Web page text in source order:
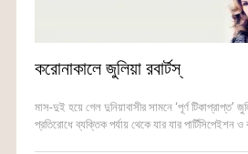
করোনাকালে জুলিয়া রবার্টস্
মাস-দুই হয়ে গেল দুনিয়াবাসীর সামনে ‘পূর্ণ টিকাপ্রাপ্ত’
প্রতিরোধে ব্যক্তিক পর্যায় থেকে যার যার পার্টিসিপেইশন ও